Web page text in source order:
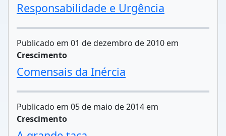
Responsabilidade e Urgência
Publicado em 01 de dezembro de 2010 em
Crescimento
Comensais da Inércia
Publicado em 05 de maio de 2014 em
Crescimento